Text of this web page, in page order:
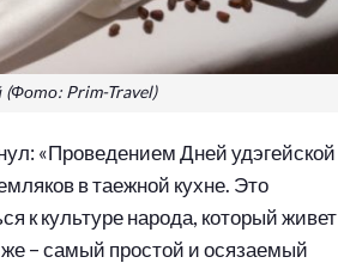
Prim-Travel)
«Проведением Дней удэгейской
в таежной кухне. Это
к культуре народа, который живет
– самый простой и осязаемый